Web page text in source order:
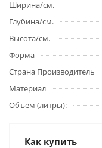
Ширина/см.
Глубина/см.
Высота/см.
Форма
Страна Производитель
Материал
Объем (литры):
Как купить